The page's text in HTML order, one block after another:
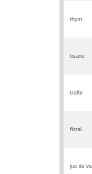
thym
tisane
truffe
floral
jus de